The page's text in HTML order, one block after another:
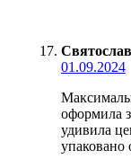
01.09.2024
оформила
удивила
упаковано